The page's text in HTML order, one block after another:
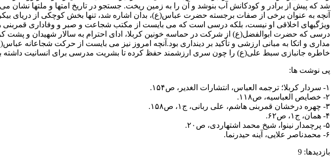
شد که پیش از برادر و کودکانش آب بنوشد و آن را به زمین ریخت. جستجو در تاریخ امتها و ملتها نشان می
آنچه به عنوان برخی از صفات برجسته حضرت عباس(ع)، بدان اشاره شد، تنها بخش کوچکی از دریای
ویژگیهای اخلاقی او نیست، بلکه درسی است که می بایست از مکتب شجاعت و صبر و وفاداری قمربنی
درسی که حضرت ابوالفضل(ع) از شرکت در حماسه خونین کربلا، ادای احترام به سالار شهیدان و
مداری و اتکا به مبانی ارزشی و تأکید بر دینداری بود.آنچه امروز نیز می بایست از حرکت شجاعانه
خاطره جانبازی سبط علی(ع) را چون سری ارزشمند حفظ کرده تا بشریت مدرسی برای انسانیت داشته
پی نوشت ها:
۱- سردار کربلا؛ ترجمه العباس، انتشارات الغدیر، ص۱۵۴.
۲- خصایص العباسیه، ص۱۱۸.
۳- چهره درخشان قمربنی هاشم، علی ربانی، ج۱، ص۱۵۸.
۴- همان، ج۱، ص۶۲.
۵- پرچمدار نینوا، شیخ محمد اشتهاردی، ص۲۰.
۶- محمدناصر علایی، آینه حیدرنما.
بازدیدها: 9